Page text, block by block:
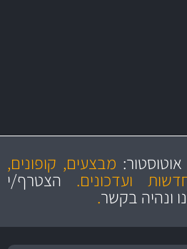
מחירים
הוגנים
והיצע מוצרים איכותי
מבצעים, קופונים,
ועדכונים. הצטרף/י
ונהיה בקשר.